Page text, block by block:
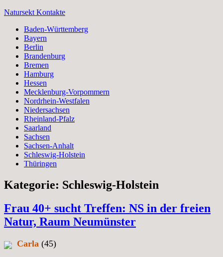
Zum
springen
Natursekt Kontakte
Baden-Württemberg
Bayern
Berlin
Brandenburg
Bremen
Hamburg
Hessen
Mecklenburg-Vorpommern
Nordrhein-Westfalen
Niedersachsen
Rheinland-Pfalz
Saarland
Sachsen
Sachsen-Anhalt
Schleswig-Holstein
Thüringen
Kategorie: Schleswig-Holstein
Frau 40+ sucht Treffen: NS in der freien
Natur, Raum Neumünster
Carla (45)